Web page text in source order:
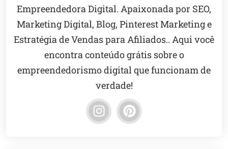
Empreendedora Digital. Apaixonada por SEO,
Marketing Digital, Blog, Pinterest Marketing e
Estratégia de Vendas para Afiliados.. Aqui você
encontra conteúdo grátis sobre o
empreendedorismo digital que funcionam de
verdade!